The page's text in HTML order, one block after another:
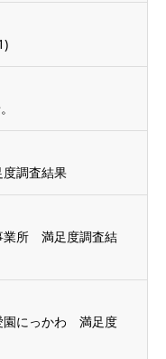
調査結果
業所 満足度調査結
園にっかわ 満足度